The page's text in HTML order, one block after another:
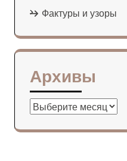
Фактуры и узоры
Архивы
Архивы